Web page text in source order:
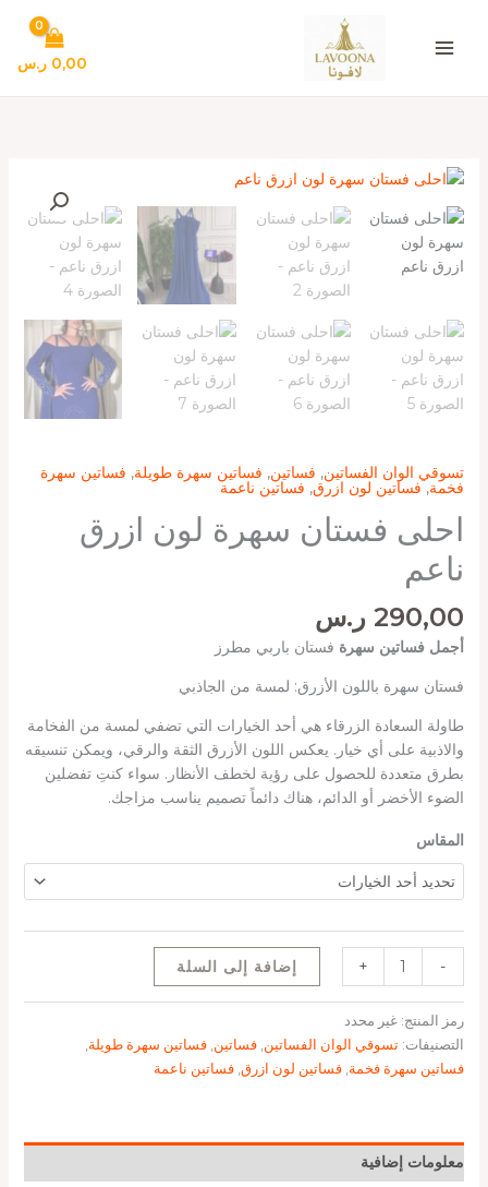
المحتوى
0,00 ر.س
تسوقي الوان الفساتين, فساتين, فساتين سهرة طويلة, فساتين سهرة
فخمة,فساتين لون ازرق, فساتين ناعمة
احلى فستان سهرة لون ازرق
ناعم
290,00 ر.س
أجمل فساتين سهرة فستان باربي مطرز
فستان سهرة باللون الأزرق: لمسة من الجاذبي
طاولة السعادة الزرقاء هي أحد الخيارات التي تضفي لمسة من الفخامة
والاذبية على أي خيار. يعكس اللون الأزرق الثقة والرقي، ويمكن تنسيقه
بطرق متعددة للحصول على رؤية لخطف الأنظار. سواء كنتِ تفضلين
الضوء الأخضر أو ​​الدائم، هناك دائماً تصميم يناسب مزاجك.
المقاس
-
كمية
فستان
سهرة
لون
ناعم
+ إضافة إلى السلة
رمز المنتج: غير محدد
التصنيفات: تسوقي الوان الفساتين, فساتين, فساتين سهرة طويلة,
فساتين سهرة فخمة, فساتين لون ازرق, فساتين ناعمة
معلومات إضافية